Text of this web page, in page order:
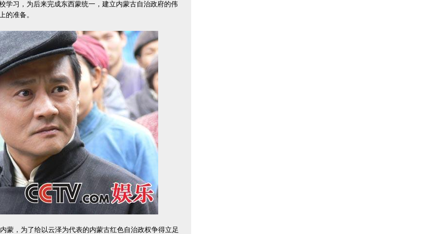
习，为后来完成东西蒙统一，建立内蒙古自治政府的伟
的准备。
蒙，为了给以云泽为代表的内蒙古红色自治政权争得立足